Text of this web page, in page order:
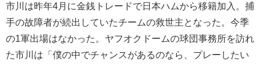
市川は昨年4月に金銭トレードで日本ハムから移籍加入。捕
手の故障者が続出していたチームの救世主となった。今季
の1軍出場はなかった。ヤフオクドームの球団事務所を訪れ
た市川は「僕の中でチャンスがあるのなら、プレーしたい